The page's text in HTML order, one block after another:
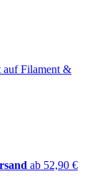
auf Filament &
ab 52,90 €